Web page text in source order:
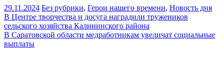
29.11.2024 Без рубрики, Герои нашего времени, Новость дня
Навигация
по
записям
В Центре творчества и досуга наградили тружеников
сельского хозяйства Калининского района
В Саратовской области медработникам увеличат социальные
выплаты